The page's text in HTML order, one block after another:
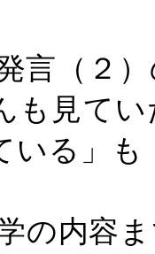
言（２
も見て
いる」
の内容